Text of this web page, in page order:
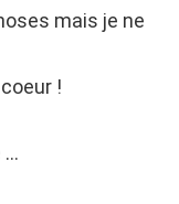
mais je ne
!
…